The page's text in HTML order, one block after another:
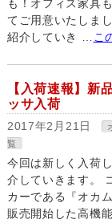
も！オフィス家具
てご用意いたしま
紹介していき …
こ
【入荷速報】新
ッサ入荷
2017年2月21日
覧
今回は新しく入荷
介していきます。
カーである『オカ
販売開始した高機